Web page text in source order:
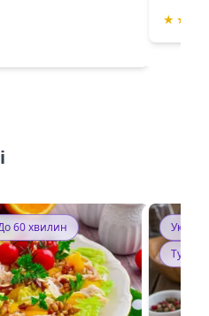
★ ★
60 хвилин